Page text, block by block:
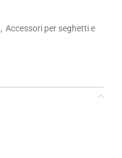
, Accessori per seghetti e